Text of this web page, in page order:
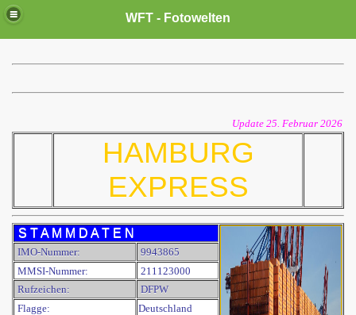
WFT - Fotowelten
Update 25. Februar 2026
HAMBURG
EXPRESS
S T A M M D A T E N
IMO-Nummer:
9943865
MMSI-Nummer:
211123000
Rufzeichen:
DFPW
Flagge:
Deutschland